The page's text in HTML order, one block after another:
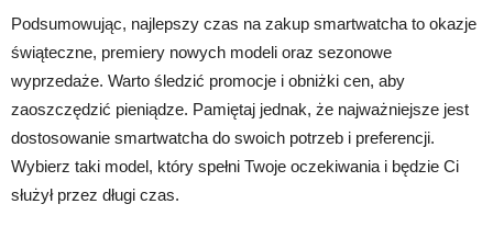
Podsumowując, najlepszy czas na zakup smartwatcha to okazje
świąteczne, premiery nowych modeli oraz sezonowe
wyprzedaże. Warto śledzić promocje i obniżki cen, aby
zaoszczędzić pieniądze. Pamiętaj jednak, że najważniejsze jest
dostosowanie smartwatcha do swoich potrzeb i preferencji.
Wybierz taki model, który spełni Twoje oczekiwania i będzie Ci
służył przez długi czas.